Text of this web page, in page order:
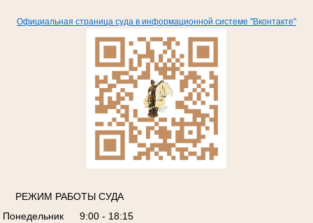
Официальная страница суда в информационной системе "Вконтакте"
РЕЖИМ РАБОТЫ СУДА
Понедельник
9:00 - 18:15